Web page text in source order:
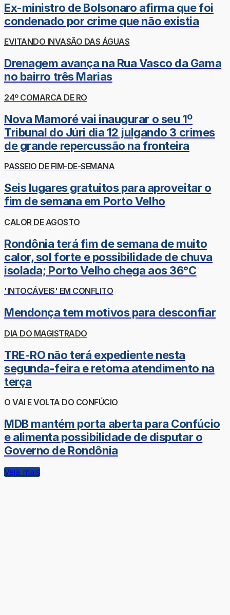
Ex-ministro de Bolsonaro afirma que foi
condenado por crime que não existia
EVITANDO INVASÃO DAS ÁGUAS
Drenagem avança na Rua Vasco da Gama
no bairro três Marias
24º COMARCA DE RO
Nova Mamoré vai inaugurar o seu 1º
Tribunal do Júri dia 12 julgando 3 crimes
de grande repercussão na fronteira
PASSEIO DE FIM-DE-SEMANA
Seis lugares gratuitos para aproveitar o
fim de semana em Porto Velho
CALOR DE AGOSTO
Rondônia terá fim de semana de muito
calor, sol forte e possibilidade de chuva
isolada; Porto Velho chega aos 36°C
'INTOCÁVEIS' EM CONFLITO
Mendonça tem motivos para desconfiar
DIA DO MAGISTRADO
TRE-RO não terá expediente nesta
segunda-feira e retoma atendimento na
terça
O VAI E VOLTA DO CONFÚCIO
MDB mantém porta aberta para Confúcio
e alimenta possibilidade de disputar o
Governo de Rondônia
Veja mais